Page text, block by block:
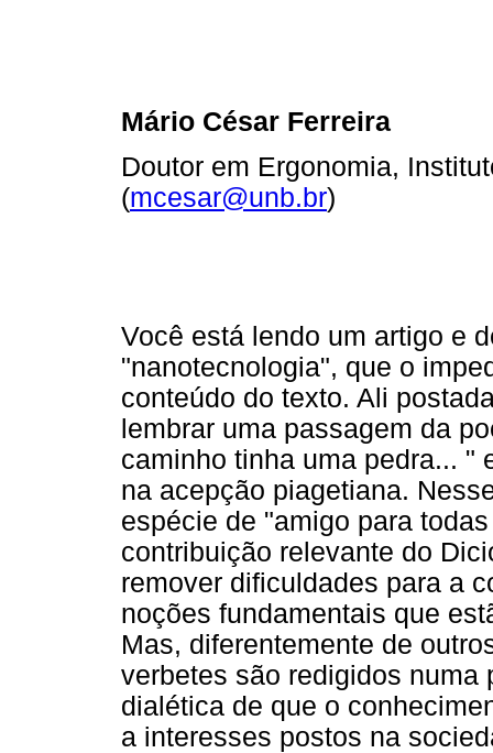
Mário César Ferreira
Doutor em Ergonomia,
(mcesar@unb.br)
Você está lendo um artigo e
"nanotecnologia", que o
conteúdo do texto. Ali
lembrar uma passagem da
caminho tinha uma pedra... "
na acepção piagetiana.
espécie de "amigo para
contribuição relevante do
remover dificuldades para a
noções fundamentais que
Mas, diferentemente de
verbetes são redigidos
dialética de que o
a interesses postos na